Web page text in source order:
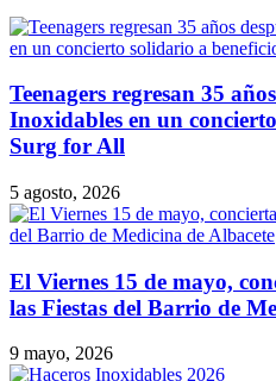
Teenagers regresan 35
Inoxidables en un
Surg for All
5 agosto, 2026
El Viernes 15 de mayo,
las Fiestas del Barrio de
9 mayo, 2026